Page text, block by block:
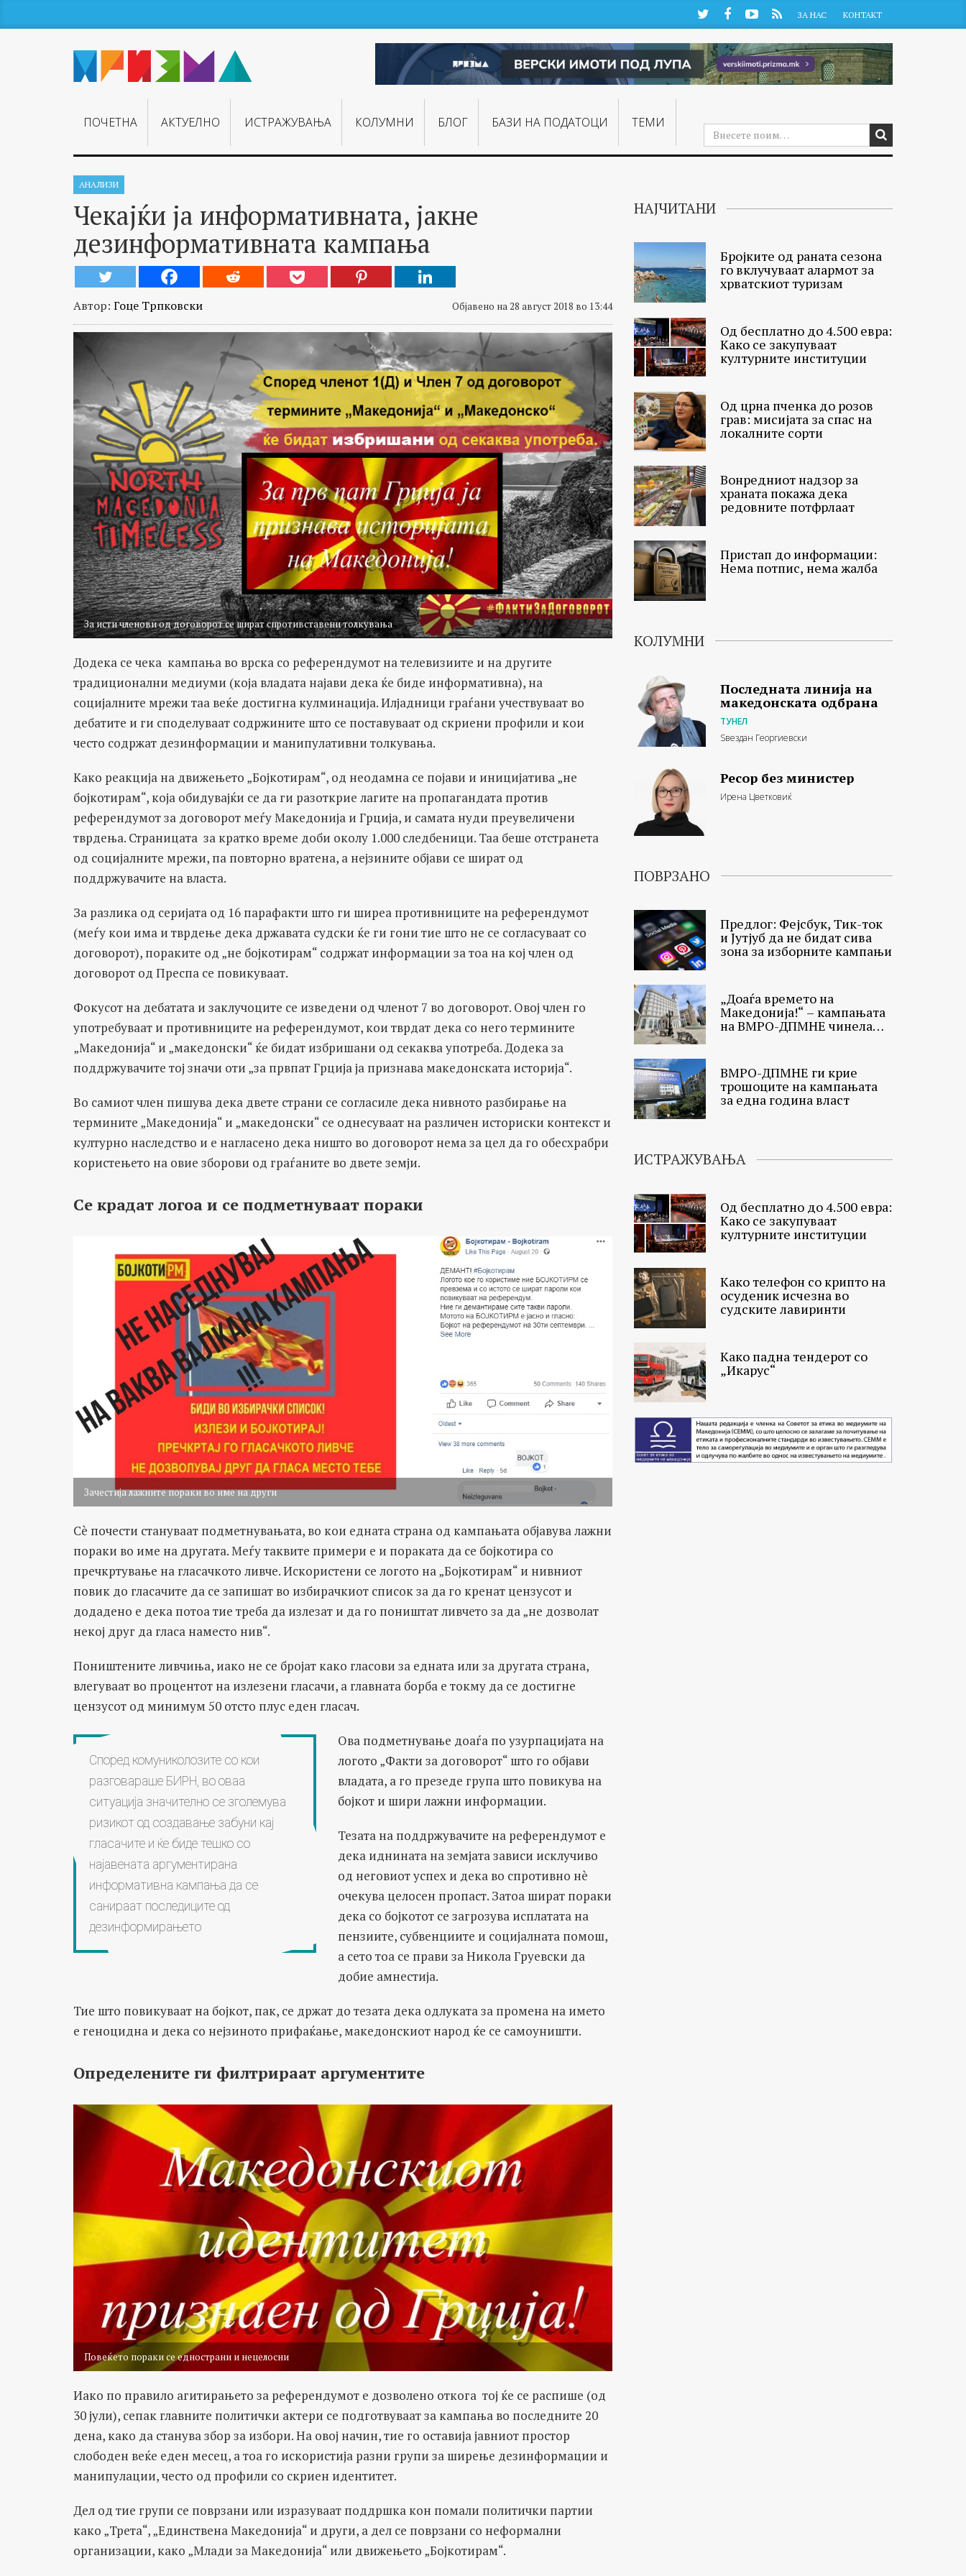
TwitterFacebookYouTube
RSS ЗА НАС КОНТАКТ
ПОЧЕТНА АКТУЕЛНО ИСТРАЖУВАЊA КОЛУМНИ БЛОГ БАЗИ НА ПОДАТОЦИ ТЕМИ
АНАЛИЗИ
Чекајќи ја информативната, јакне
дезинформативната кампања
Автор: Гоце Трпковски Објавено на 28 август 2018 во 13:44
За исти членови од договорот се шират спротивставени толкувања
Додека се чека кампања во врска со референдумот на телевизиите и на другите
традиционални медиуми (која владата најави дека ќе биде информативна), на
социјалните мрежи таа веќе достигна кулминација. Илјадници граѓани учествуваат во
дебатите и ги споделуваат содржините што се поставуваат од скриени профили и кои
често содржат дезинформации и манипулативни толкувања.
Како реакција на движењето „Бојкотирам“, од неодамна се појави и иницијатива „не
бојкотирам“, која обидувајќи се да ги разоткрие лагите на пропагандата против
референдумот за договорот меѓу Македонија и Грција, и самата нуди преувеличени
тврдења. Страницата за кратко време доби околу 1.000 следбеници. Таа беше отстранета
од социјалните мрежи, па повторно вратена, а нејзините објави се шират од
поддржувачите на власта.
За разлика од серијата од 16 парафакти што ги ширеа противниците на референдумот
(меѓу кои има и тврдење дека државата судски ќе ги гони тие што не се согласуваат со
договорот), пораките од „не бојкотирам“ содржат информации за тоа на кој член од
договорот од Преспа се повикуваат.
Фокусот на дебатата и заклучоците се изведени од членот 7 во договорот. Овој член го
употребуваат и противниците на референдумот, кои тврдат дека со него термините
„Македонија“ и „македонски“ ќе бидат избришани од секаква употреба. Додека за
поддржувачите тој значи оти „за првпат Грција ја признава македонската историја“.
Во самиот член пишува дека двете страни се согласиле дека нивното разбирање на
термините „Македонија“ и „македонски“ се однесуваат на различен историски контекст и
културно наследство и е нагласено дека ништо во договорот нема за цел да го обесхрабри
користењето на овие зборови од граѓаните во двете земји.
Се крадат логоа и се подметнуваат пораки
Зачестија лажните пораки во име на други
Сè почести стануваат подметнувањата, во кои едната страна од кампањата објавува лажни
пораки во име на другата. Меѓу таквите примери е и пораката да се бојкотира со
пречкртување на гласачкото ливче. Искористени се логото на „Бојкотирам“ и нивниот
повик до гласачите да се запишат во избирачкиот список за да го кренат цензусот и
додадено е дека потоа тие треба да излезат и да го поништат ливчето за да „не дозволат
некој друг да гласа наместо нив“.
Поништените ливчиња, иако не се бројат како гласови за едната или за другата страна,
влегуваат во процентот на излезени гласачи, а главната борба е токму да се достигне
цензусот од минимум 50 отсто плус еден гласач.
Според комуниколозите со кои
разговараше БИРН, во оваа
ситуација значително се зголемува
ризикот од создавање забуни кај
гласачите и ќе биде тешко со
најавената аргументирана
информативна кампања да се
санираат последиците од
дезинформирањето
Ова подметнување доаѓа по узурпацијата на
логото „Факти за договорот“ што го објави
владата, а го презеде група што повикува на
бојкот и шири лажни информации.
Тезата на поддржувачите на референдумот е
дека иднината на земјата зависи исклучиво
од неговиот успех и дека во спротивно нè
очекува целосен пропаст. Затоа шират пораки
дека со бојкотот се загрозува исплатата на
пензиите, субвенциите и социјалната помош,
а сето тоа се прави за Никола Груевски да
добие амнестија.
Тие што повикуваат на бојкот, пак, се држат до тезата дека одлуката за промена на името
е геноцидна и дека со нејзиното прифаќање, македонскиот народ ќе се самоуништи.
Определените ги филтрираат аргументите
Повеќето пораки се еднострани и нецелосни
Иако по правило агитирањето за референдумот е дозволено откога тој ќе се распише (од
30 јули), сепак главните политички актери се подготвуваат за кампања во последните 20
дена, како да станува збор за избори. На овој начин, тие го оставија јавниот простор
слободен веќе еден месец, а тоа го искористија разни групи за ширење дезинформации и
манипулации, често од профили со скриен идентитет.
Дел од тие групи се поврзани или изразуваат поддршка кон помали политички партии
како „Трета“, „Единствена Македонија“ и други, а дел се поврзани со неформални
организации, како „Млади за Македонија“ или движењето „Бојкотирам“.
НАЈЧИТАНИ
Бројките од раната сезона
го вклучуваат алармот за
хрватскиот туризам
Од бесплатно до 4.500 евра:
Како се закупуваат
културните институции
Од црна пченка до розов
грав: мисијата за спас на
локалните сорти
Вонредниот надзор за
храната покажа дека
редовните потфрлаат
Пристап до информации:
Нема потпис, нема жалба
КОЛУМНИ
Последната линија на
македонската одбрана
ТУНЕЛ
Ѕвездан Георгиевски
Ресор без министер
Ирена Цветковиќ
ПОВРЗАНО
Предлог: Фејсбук, Тик-ток
и Јутјуб да не бидат сива
зона за изборните кампањи
„Доаѓа времето на
Македонија!“ – кампањата
на ВМРО-ДПМНЕ чинела
ВМРО-ДПМНЕ ги крие
трошоците на кампањата
за една година власт
ИСТРАЖУВАЊА
Од бесплатно до 4.500 евра:
Како се закупуваат
културните институции
Како телефон со крипто на
осуденик исчезна во
судските лавиринти
Како падна тендерот со
„Икарус“